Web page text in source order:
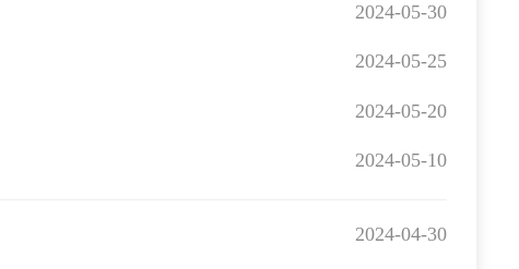
2024-05-30
2024-05-25
2024-05-20
2024-05-10
2024-04-30